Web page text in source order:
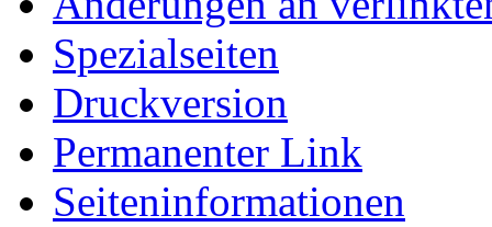
Spezialseiten
Druckversion
Permanenter Link
Seiteninformationen